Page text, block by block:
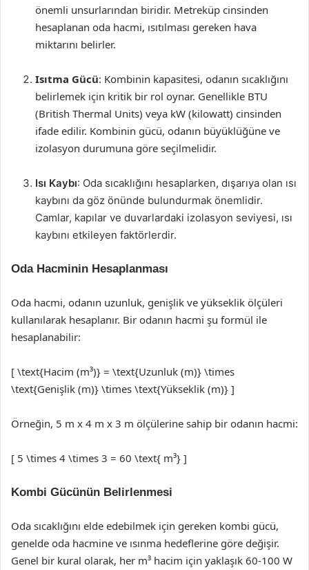
önemli unsurlarından biridir. Metreküp cinsinden
hesaplanan oda hacmi, ısıtılması gereken hava
miktarını belirler.
Isıtma Gücü: Kombinin kapasitesi, odanın sıcaklığını
belirlemek için kritik bir rol oynar. Genellikle BTU
(British Thermal Units) veya kW (kilowatt) cinsinden
ifade edilir. Kombinin gücü, odanın büyüklüğüne ve
izolasyon durumuna göre seçilmelidir.
Isı Kaybı: Oda sıcaklığını hesaplarken, dışarıya olan ısı
kaybını da göz önünde bulundurmak önemlidir.
Camlar, kapılar ve duvarlardaki izolasyon seviyesi, ısı
kaybını etkileyen faktörlerdir.
Oda Hacminin Hesaplanması
Oda hacmi, odanın uzunluk, genişlik ve yükseklik ölçüleri
kullanılarak hesaplanır. Bir odanın hacmi şu formül ile
hesaplanabilir:
[ \text{Hacim (m³)} = \text{Uzunluk (m)} \times
\text{Genişlik (m)} \times \text{Yükseklik (m)} ]
Örneğin, 5 m x 4 m x 3 m ölçülerine sahip bir odanın hacmi:
[ 5 \times 4 \times 3 = 60 \text{ m³} ]
Kombi Gücünün Belirlenmesi
Oda sıcaklığını elde edebilmek için gereken kombi gücü,
genelde oda hacmine ve ısınma hedeflerine göre değişir.
Genel bir kural olarak, her m³ hacim için yaklaşık 60-100 W